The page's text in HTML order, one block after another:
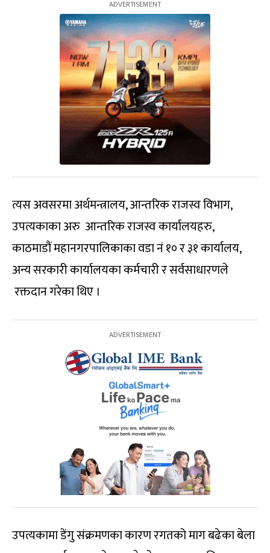
त्यस अवसरमा अर्थमन्त्रालय, आन्तरिक राजस्व विभाग,
उपत्यकाका अरु आन्तरिक राजस्व कार्यालयहरु,
काठमाडौं महानगरपालिकाका वडा नं १० र ३१ कार्यालय,
अन्य सरकारी कार्यालयका कर्मचारी र सर्वसाधारणले
रक्तदान गरेका थिए ।
उपत्यकामा डेंगु संक्रमणका कारण रगतको माग बढेका बेला